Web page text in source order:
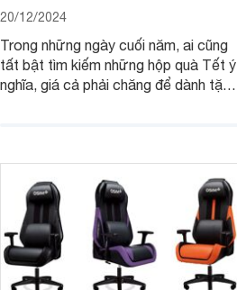
20/12/2024
Trong những ngày cuối năm, ai cũng
tất bật tìm kiếm những hộp quà Tết ý
nghĩa, giá cả phải chăng để dành tặng
- 500k đẹp mắt nhé.